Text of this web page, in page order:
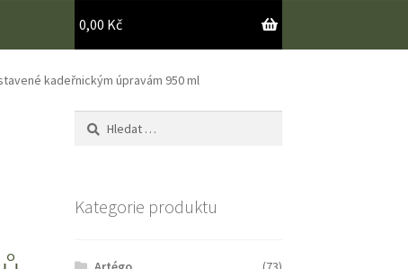
0,00 Kč
kadeřnickým úpravám 950 ml
Vyhledávání
Kategorie produktu